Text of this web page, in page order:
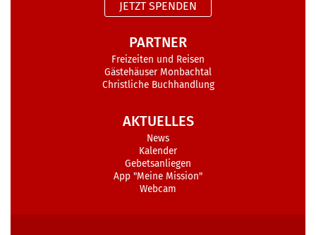
JETZT SPENDEN
PARTNER
Freizeiten und Reisen
Gästehäuser Monbachtal
Christliche Buchhandlung
AKTUELLES
News
Kalender
Gebetsanliegen
App "Meine Mission"
Webcam